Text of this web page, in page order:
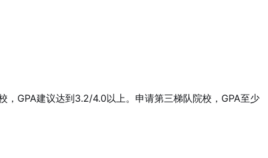
，GPA建议达到3.2/4.0以上。申请第三梯队院校，GPA至少